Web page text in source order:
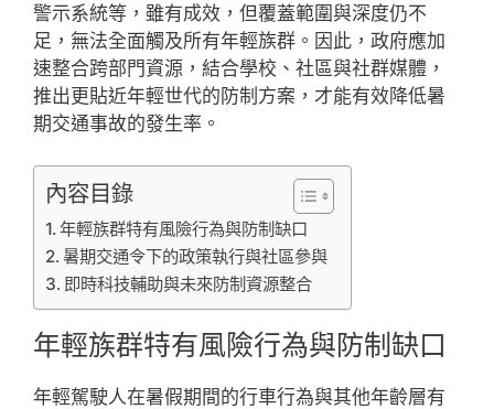
警示系統等，雖有成效，但覆蓋範圍與深度仍不
足，無法全面觸及所有年輕族群。因此，政府應加
速整合跨部門資源，結合學校、社區與社群媒體，
推出更貼近年輕世代的防制方案，才能有效降低暑
期交通事故的發生率。
內容目錄
年輕族群特有風險行為與防制缺口
暑期交通令下的政策執行與社區參與
即時科技輔助與未來防制資源整合
年輕族群特有風險行為與防制缺口
年輕駕駛人在暑假期間的行車行為與其他年齡層有